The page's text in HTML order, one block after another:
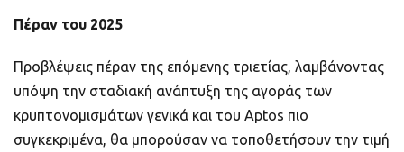
Πέραν του 2025
Προβλέψεις πέραν της επόμενης τριετίας, λαμβάνοντας
υπόψη την σταδιακή ανάπτυξη της αγοράς των
κρυπτονομισμάτων γενικά και του Aptos πιο
συγκεκριμένα, θα μπορούσαν να τοποθετήσουν την τιμή